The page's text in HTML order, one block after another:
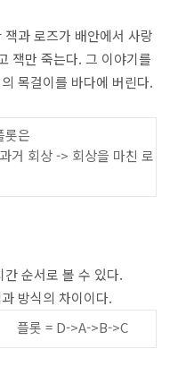
과 로즈가 배안에서 사랑
잭만 죽는다. 그 이야기를
목걸이를 바다에 버린다.
롯은
거 회상-> 회상을 마친 로
간 순서로 볼 수 있다.
방식의 차이이다.
플롯 = D->A->B->C